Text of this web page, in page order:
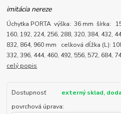
imitácia nereze
Úchytka PORTA výška: 36 mm šírka:
160, 192, 224, 256, 288, 320, 384, 432,
832, 864, 960 mm celková dĺžka (L):
332, 396, 444, 460, 492, 556, 572, 684,
celý popis
Dostupnosť
externý sklad,
povrchová úprava: